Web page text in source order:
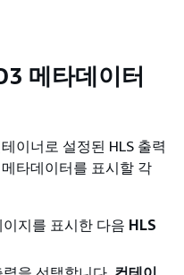
메타데이터
이너로 설정된 HLS 출력
타데이터를 표시할 각
이지를 표시한 다음 HLS